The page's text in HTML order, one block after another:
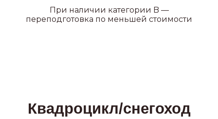
При наличии категории B —
переподготовка по меньшей стоимости
ПОДРОБНЕЕ О ФИЛИАЛАХ